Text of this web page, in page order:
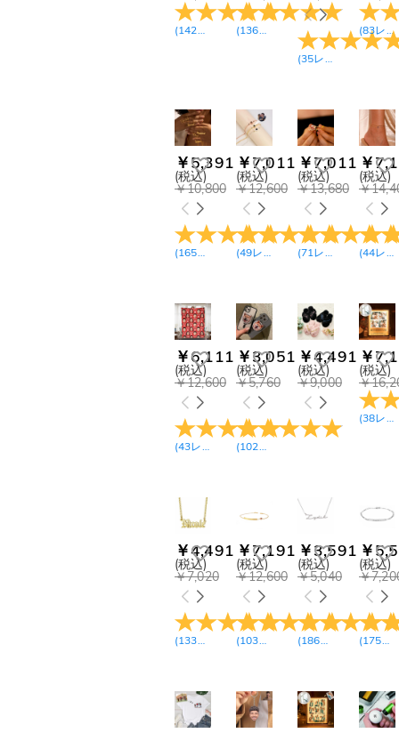
(142レビュー)
(136レビュー
(35レビュー
(83レビュー
￥5,391
(税込)
￥10,800
(165レビュー)
￥7,011
(税込)
￥12,600
(49レビュー )
￥7,011
(税込)
￥13,680
(71レビュー )
￥
(税込)
￥
(44レビュー
￥6,111
(税込)
￥12,600
(43レビュー )
￥3,051
(税込)
￥5,760
(102レビュー
￥4,491
(税込)
￥9,000
￥
(税込)
￥
(38レビュー
￥4,491
(税込)
￥7,020
(133レビュー)
￥7,191
(税込)
￥12,600
(103レビュー)
￥3,591
(税込)
￥5,040
(186レビュー)
￥
(税込)
￥
(175レ